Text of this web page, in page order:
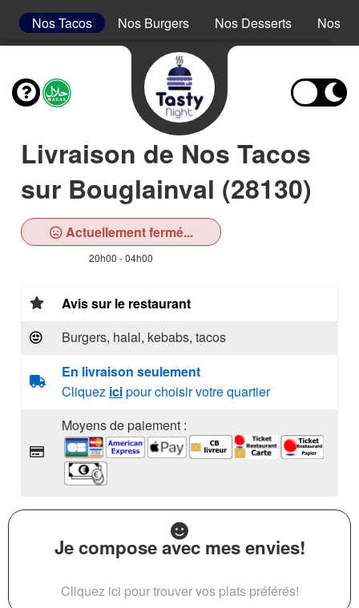
Nos Tacos Nos Burgers Nos Desserts Nos
Livraison de Nos Tacos
sur Bouglainval (28130)
Actuellement fermé...
20h00 - 04h00
Avis sur le restaurant
Burgers, halal, kebabs, tacos
En livraison seulement
Cliquez icipour choisir votre quartier
Moyens de paiement :
Je compose avec mes envies!
Cliquez ici pour trouver vos plats préférés!